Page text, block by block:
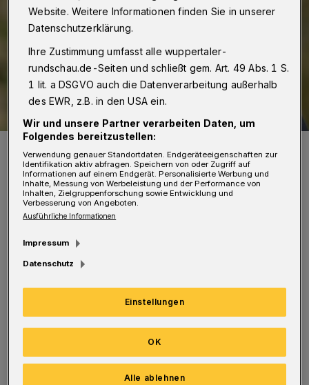
Stephan Küsters ist der Sportiche Leiter des WSV.
Foto: Dirk Freund
„Ich bin sehr froh, dass wir Kingsley
verpflichten konnten. Für sein Alter ist er
schon sehr weit, körperlich robust und sehr
schnell“, so Stephan Küsters (Sportlicher
Leiter des WSV). Damit verkörpere Sarpei
einen Spielertypen, den es bislang im Kader so
noch nicht gegeben habe: „Damit macht er uns
Website. Weitere Informationen finden Sie in unserer
Datenschutzerklärung.
Ihre Zustimmung umfasst alle wuppertaler-
rundschau.de-Seiten und schließt gem. Art. 49 Abs. 1 S.
1 lit. a DSGVO auch die Datenverarbeitung außerhalb
des EWR, z.B. in den USA ein.
Wir und unsere Partner verarbeiten Daten, um
Folgendes bereitzustellen:
Verwendung genauer Standortdaten. Endgeräteeigenschaften zur
Identifikation aktiv abfragen. Speichern von oder Zugriff auf
Informationen auf einem Endgerät. Personalisierte Werbung und
Inhalte, Messung von Werbeleistung und der Performance von
Inhalten, Zielgruppenforschung sowie Entwicklung und
Verbesserung von Angeboten.
Ausführliche Informationen
Impressum
Datenschutz
Einstellungen
Alle ablehnen
OK